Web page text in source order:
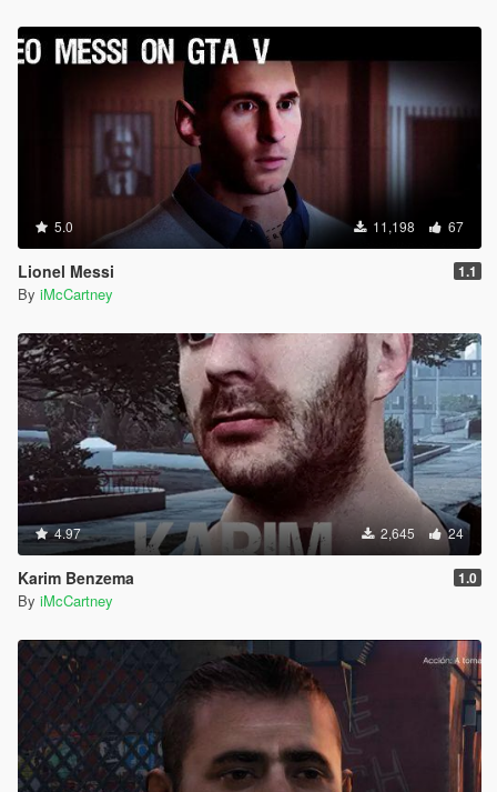
5.0 11,198 67
Lionel Messi 1.1
By iMcCartney
4.97 2,645 24
Karim Benzema 1.0
By iMcCartney